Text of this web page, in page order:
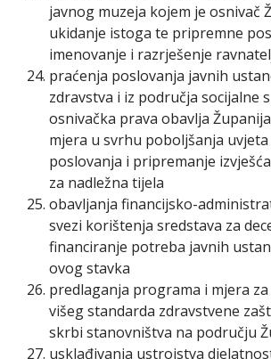
javnog muzeja kojem je osnivač
ukidanje istoga te pripremne
imenovanje i razrješenje
praćenja poslovanja javnih
zdravstva i iz područja socijalne
osnivačka prava obavlja
mjera u svrhu poboljšanja
poslovanja i pripremanje
za nadležna tijela
obavljanja financijsko-
svezi korištenja sredstava za
financiranje potreba javnih
ovog stavka
predlaganja programa i mjera
višeg standarda zdravstvene
skrbi stanovništva na području
usklađivanja ustrojstva